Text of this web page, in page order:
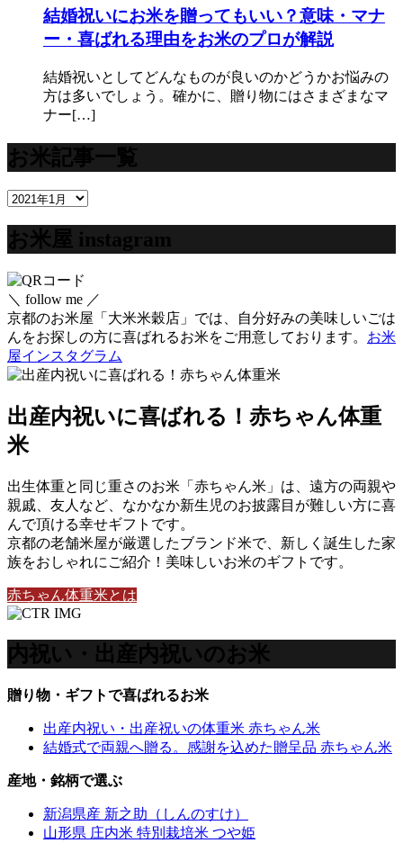
結婚祝いにお米を贈ってもいい？意味・マナ
ー・喜ばれる理由をお米のプロが解説
結婚祝いとしてどんなものが良いのかどうかお悩みの
方は多いでしょう。確かに、贈り物にはさまざまなマ
ナー[…]
お米記事一覧
お
記
事
一
覧
お米屋 instagram
＼ follow me ／
京都のお米屋「大米米穀店」では、自分好みの美味しいごは
んをお探しの方に喜ばれるお米をご用意しております。 お米
屋インスタグラム
出産内祝いに喜ばれる！赤ちゃん体重
米
出生体重と同じ重さのお米「赤ちゃん米」は、遠方の両親や
親戚、友人など、なかなか新生児のお披露目が難しい方に喜
んで頂ける幸せギフトです。
京都の老舗米屋が厳選したブランド米で、新しく誕生した家
族をおしゃれにご紹介！美味しいお米のギフトです。
赤ちゃん体重米とは
内祝い・出産内祝いのお米
贈り物・ギフトで喜ばれるお米
出産内祝い・出産祝いの体重米 赤ちゃん米
結婚式で両親へ贈る。感謝を込めた贈呈品 赤ちゃん米
産地・銘柄で選ぶ
新潟県産 新之助（しんのすけ）
山形県 庄内米 特別栽培米 つや姫